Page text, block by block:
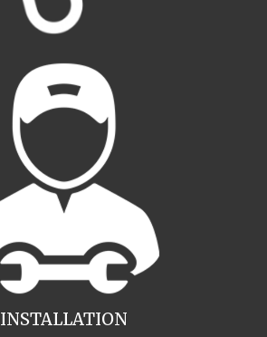
INSTALLATION